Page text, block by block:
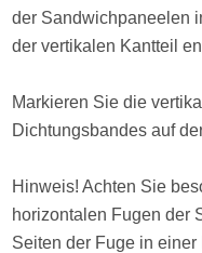
der Sandwichpaneelen
der vertikalen Kantteil
Markieren Sie die
Dichtungsbandes auf
Hinweis! Achten Sie
horizontalen Fugen der
Seiten der Fuge in